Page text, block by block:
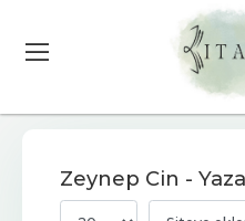
Zeynep Cin -